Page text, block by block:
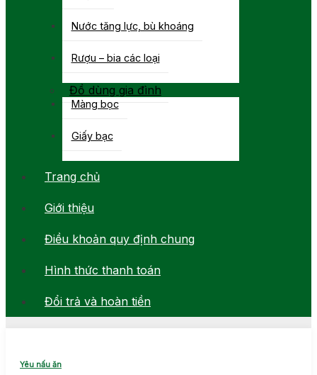
Nước tăng lực, bù khoáng
Rượu – bia các loại
Đồ dùng gia đình
Màng bọc
Giấy bạc
Trang chủ
Giới thiệu
Điều khoản quy định chung
Hình thức thanh toán
Đổi trả và hoàn tiền
Yêu nấu ăn